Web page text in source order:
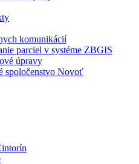
komunikácií
parciel v systéme ZBGIS
úpravy
spoločenstvo Novoť